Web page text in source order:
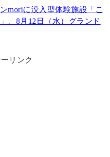
moriに没入型体験施設「こ
、8月12日（水）グランド
リンク